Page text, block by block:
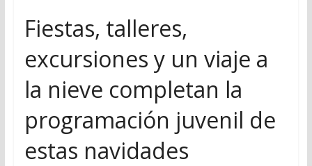
Fiestas, talleres,
excursiones y un viaje a
la nieve completan la
programación juvenil de
estas navidades